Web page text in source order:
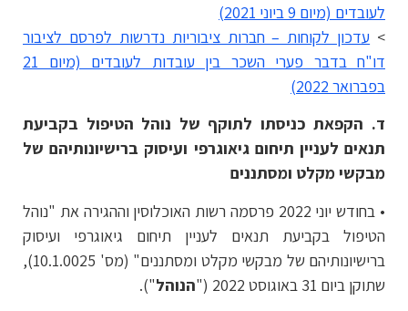
לעובדים (מיום 9 ביוני 2021)
> עדכון לקוחות – חברות ציבוריות נדרשות לפרסם לציבור
דו"ח בדבר פערי השכר בין עובדות לעובדים (מיום 21
בפברואר 2022)
ד. הקפאת כניסתו לתוקף של נוהל הטיפול בקביעת
תנאים לעניין תיחום גיאוגרפי ועיסוק ברישיונותיהם של
מבקשי מקלט ומסתננים
• בחודש יוני 2022 פרסמה רשות האוכלוסין וההגירה את "נוהל
הטיפול בקביעת תנאים לעניין תיחום גיאוגרפי ועיסוק
ברישיונותיהם של מבקשי מקלט ומסתננים" (מס' 10.1.0025),
שתוקן ביום 31 באוגוסט 2022 ("
הנוהל").